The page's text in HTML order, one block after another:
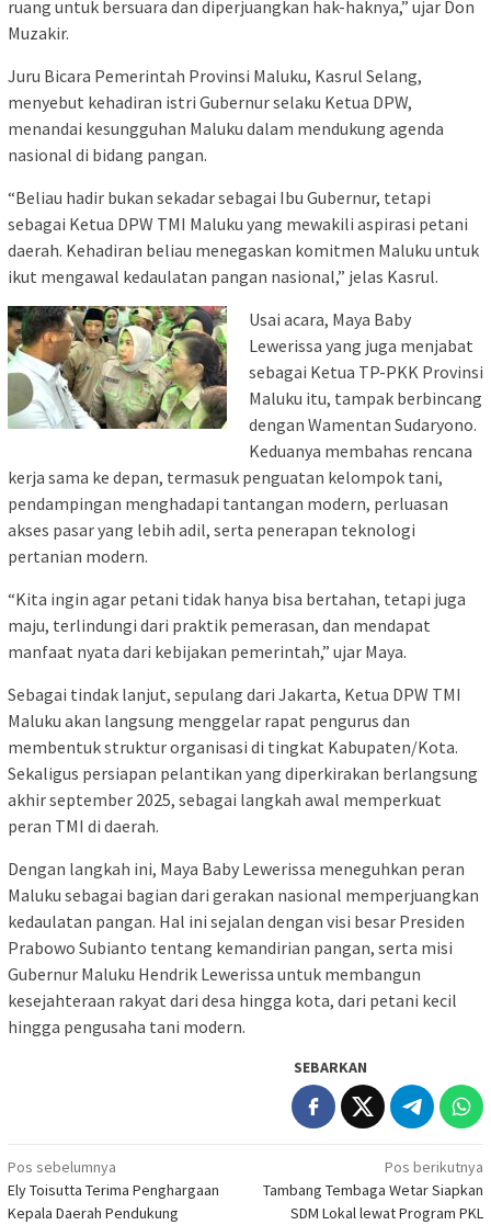
ruang untuk bersuara dan diperjuangkan hak-haknya,” ujar Don
Muzakir.
Juru Bicara Pemerintah Provinsi Maluku, Kasrul Selang,
menyebut kehadiran istri Gubernur selaku Ketua DPW,
menandai kesungguhan Maluku dalam mendukung agenda
nasional di bidang pangan.
“Beliau hadir bukan sekadar sebagai Ibu Gubernur, tetapi
sebagai Ketua DPW TMI Maluku yang mewakili aspirasi petani
daerah. Kehadiran beliau menegaskan komitmen Maluku untuk
ikut mengawal kedaulatan pangan nasional,” jelas Kasrul.
Usai acara, Maya Baby
Lewerissa yang juga menjabat
sebagai Ketua TP-PKK Provinsi
Maluku itu, tampak berbincang
dengan Wamentan Sudaryono.
Keduanya membahas rencana
kerja sama ke depan, termasuk penguatan kelompok tani,
pendampingan menghadapi tantangan modern, perluasan
akses pasar yang lebih adil, serta penerapan teknologi
pertanian modern.
“Kita ingin agar petani tidak hanya bisa bertahan, tetapi juga
maju, terlindungi dari praktik pemerasan, dan mendapat
manfaat nyata dari kebijakan pemerintah,” ujar Maya.
Sebagai tindak lanjut, sepulang dari Jakarta, Ketua DPW TMI
Maluku akan langsung menggelar rapat pengurus dan
membentuk struktur organisasi di tingkat Kabupaten/Kota.
Sekaligus persiapan pelantikan yang diperkirakan berlangsung
akhir september 2025, sebagai langkah awal memperkuat
peran TMI di daerah.
Dengan langkah ini, Maya Baby Lewerissa meneguhkan peran
Maluku sebagai bagian dari gerakan nasional memperjuangkan
kedaulatan pangan. Hal ini sejalan dengan visi besar Presiden
Prabowo Subianto tentang kemandirian pangan, serta misi
Gubernur Maluku Hendrik Lewerissa untuk membangun
kesejahteraan rakyat dari desa hingga kota, dari petani kecil
hingga pengusaha tani modern.
SEBARKAN
Navigasi
pos
Pos sebelumnya
Ely Toisutta Terima Penghargaan
Kepala Daerah Pendukung
Pos berikutnya
Tambang Tembaga Wetar Siapkan
SDM Lokal lewat Program PKL